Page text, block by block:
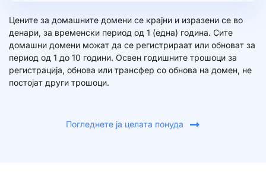
Цените за домашните домени се крајни и изразени се во
денари, за временски период од 1 (една) година. Сите
домашни домени можат да се регистрираат или обноват за
период од 1 до 10 години. Освен годишните трошоци за
регистрација, обнова или трансфер со обнова на домен, не
постојат други трошоци.
Погледнете ја целата понуда